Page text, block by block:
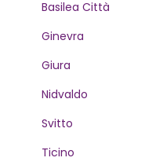
Basilea Città
Ginevra
Giura
Nidvaldo
Svitto
Ticino